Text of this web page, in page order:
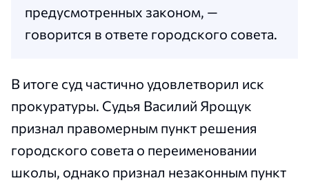
предусмотренных законом, —
говорится в ответе городского совета.
В итоге суд частично удовлетворил иск
прокуратуры. Судья Василий Ярощук
признал правомерным пункт решения
городского совета о переименовании
школы, однако признал незаконным пункт